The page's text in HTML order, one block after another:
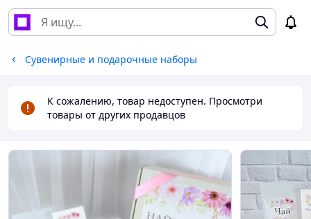
Сувенирные и подарочные наборы
К сожалению, товар недоступен. Просмотри
товары от других продавцов